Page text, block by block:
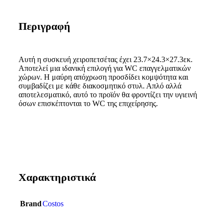
Περιγραφή
Αυτή η συσκευή χειροπετσέτας έχει 23.7×24.3×27.3εκ.
Αποτελεί μια ιδανική επιλογή για WC επαγγελματικών
χώρων. Η μαύρη απόχρωση προσδίδει κομψότητα και
συμβαδίζει με κάθε διακοσμητικό στυλ. Απλό αλλά
αποτελεσματικό, αυτό το προϊόν θα φροντίζει την υγιεινή
όσων επισκέπτονται το WC της επιχείρησης.
Χαρακτηριστικά
BrandCostos